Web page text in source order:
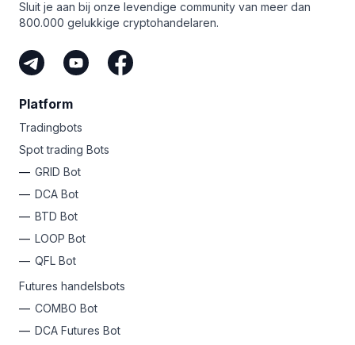
Sluit je aan bij onze levendige community van meer dan
800.000 gelukkige cryptohandelaren.
Platform
Tradingbots
Spot trading Bots
GRID Bot
DCA Bot
BTD Bot
LOOP Bot
QFL Bot
Futures handelsbots
COMBO Bot
DCA Futures Bot